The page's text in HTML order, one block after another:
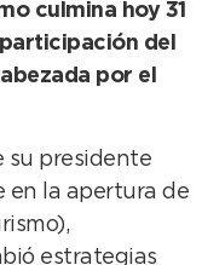
culmina hoy 31
del
por el
su presidente
en la apertura de
estrategias